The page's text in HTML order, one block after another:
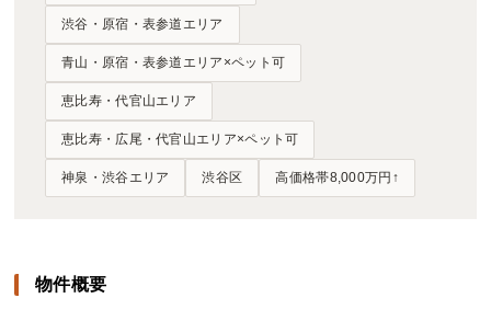
渋谷・原宿・表参道エリア
青山・原宿・表参道エリア×ペット可
恵比寿・代官山エリア
恵比寿・広尾・代官山エリア×ペット可
神泉・渋谷エリア 渋谷区 高価格帯8,000万円↑
物件概要